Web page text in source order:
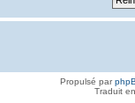
Propulsé par
Traduit